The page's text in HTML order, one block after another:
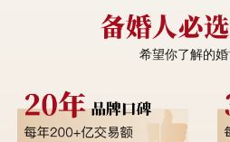
希望你了解的婚